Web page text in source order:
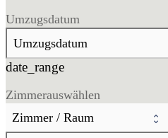
Umzugsdatum
date_range
Zimmerauswählen